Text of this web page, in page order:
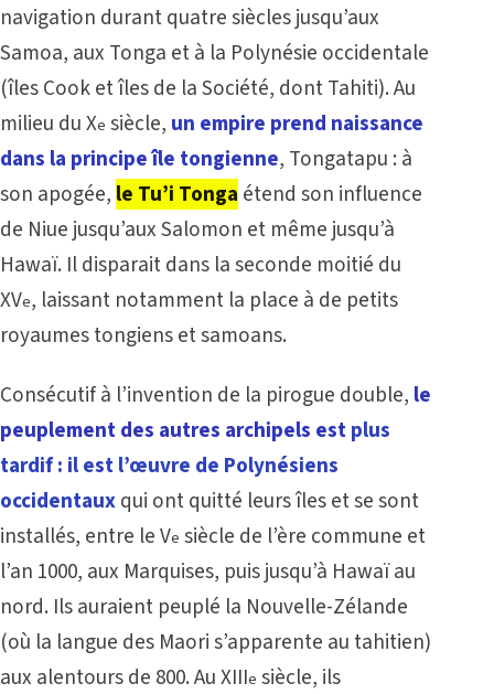
navigation durant quatre siècles jusqu’aux
Samoa, aux Tonga et à la Polynésie occidentale
(îles Cook et îles de la Société, dont Tahiti). Au
milieu du Xe siècle, un empire prend naissance
dans la principe île tongienne, Tongatapu : à
son apogée, le Tu’i Tonga étend son influence
de Niue jusqu’aux Salomon et même jusqu’à
Hawaï. Il disparait dans la seconde moitié du
XVe, laissant notamment la place à de petits
royaumes tongiens et samoans.
Consécutif à l’invention de la pirogue double, le
peuplement des autres archipels estplus
tardif : il est l’œuvre de Polynésiens
occidentauxqui ont quitté leurs îles et se sont
installés, entre le Ve siècle de l’ère commune et
l’an 1000, aux Marquises, puis jusqu’à Hawaï au
nord. Ils auraient peuplé la Nouvelle-Zélande
(où la langue des Maori s’apparente au tahitien)
aux alentours de 800. Au XIIIe siècle, ils